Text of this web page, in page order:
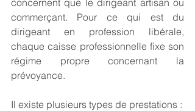
commerçant. Pour ce qui est du
dirigeant en profession libérale,
chaque caisse professionnelle fixe son
régime propre concernant la
prévoyance.
Il existe plusieurs types de prestations :